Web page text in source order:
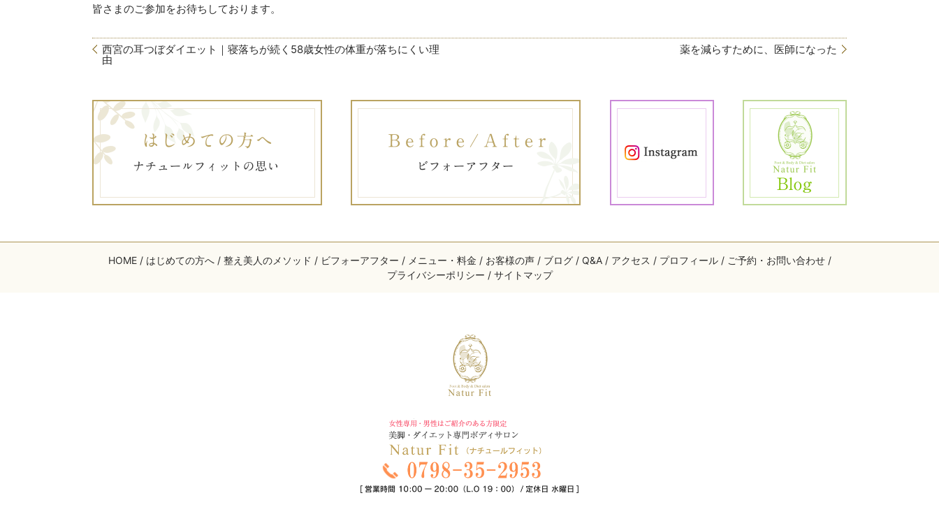
皆さまのご参加をお待ちしております。
西宮の耳つぼダイエット｜寝落ちが続く58歳女性の体重が落ちにくい理
由
薬を減らすために、医師になった
HOME はじめての方へ 整え美人のメソッド ビフォーアフター メニュー・料金 お客様の声 ブログ Q&A アクセス プロフィール
ご予約・お問い合わせ
プライバシーポリシー
サイトマップ